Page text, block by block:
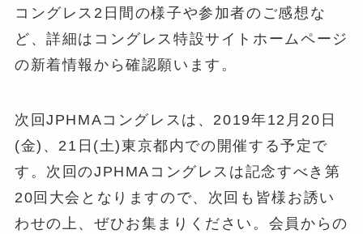
コングレス2日間の様子や参加者のご感想な
ど、詳細はコングレス特設サイトホームページ
の新着情報から確認願います。
次回JPHMAコングレスは、2019年12月20日
(金)、21日(土)東京都内での開催する予定で
す。次回のJPHMAコングレスは記念すべき第
20回大会となりますので、次回も皆様お誘い
わせの上、ぜひお集まりください。会員からの